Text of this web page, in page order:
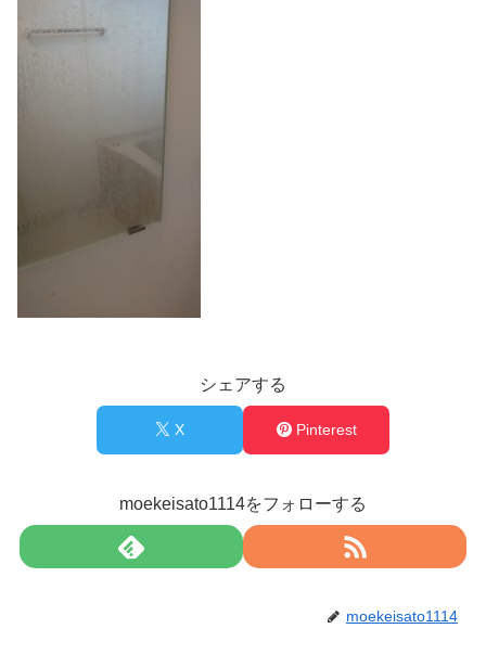
シェアする
X Pinterest
moekeisato1114をフォローする
moekeisato1114